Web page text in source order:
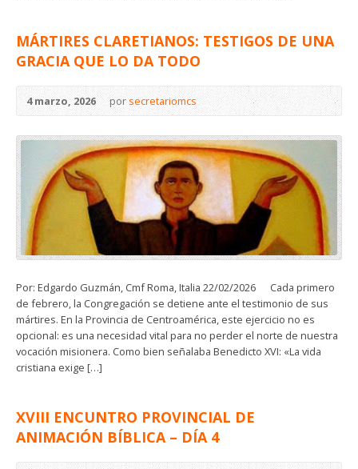
MÁRTIRES CLARETIANOS: TESTIGOS DE UNA
GRACIA QUE LO DA TODO
4 marzo, 2026 por secretariomcs
Por: Edgardo Guzmán, Cmf Roma, Italia 22/02/2026 Cada primero
de febrero, la Congregación se detiene ante el testimonio de sus
mártires. En la Provincia de Centroamérica, este ejercicio no es
opcional: es una necesidad vital para no perder el norte de nuestra
vocación misionera. Como bien señalaba Benedicto XVI: «La vida
cristiana exige […]
XVIII ENCUNTRO PROVINCIAL DE
ANIMACIÓN BÍBLICA – DÍA 4